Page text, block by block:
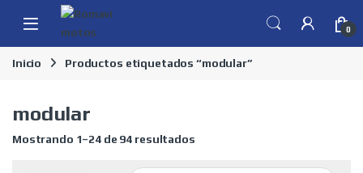
Skip to navigation
Skip to content
0
Inicio Productos etiquetados “modular”
modular
Mostrando 1–24 de 94 resultadosOrdenado por precio: bajo a